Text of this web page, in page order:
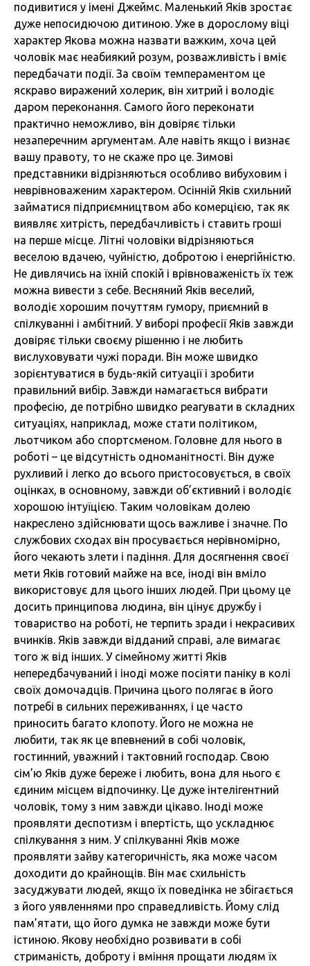
подивитися у імені Джеймс. Маленький Яків зростає
дуже непосидючою дитиною. Уже в дорослому віці
характер Якова можна назвати важким, хоча цей
чоловік має неабиякий розум, розважливість і вміє
передбачати події. За своїм темпераментом це
яскраво виражений холерик, він хитрий і володіє
даром переконання. Самого його переконати
практично неможливо, він довіряє тільки
незаперечним аргументам. Але навіть якщо і визнає
вашу правоту, то не скаже про це. Зимові
представники відрізняються особливо вибуховим і
неврівноваженим характером. Осінній Яків схильний
займатися підприємництвом або комерцією, так як
виявляє хитрість, передбачливість і ставить гроші
на перше місце. Літні чоловіки відрізняються
веселою вдачею, чуйністю, добротою і енергійністю.
Не дивлячись на їхній спокій і врівноваженість їх теж
можна вивести з себе. Весняний Яків веселий,
володіє хорошим почуттям гумору, приємний в
спілкуванні і амбітний. У виборі професії Яків завжди
довіряє тільки своєму рішенню і не любить
вислуховувати чужі поради. Він може швидко
зорієнтуватися в будь-якій ситуації і зробити
правильний вибір. Завжди намагається вибрати
професію, де потрібно швидко реагувати в складних
ситуаціях, наприклад, може стати політиком,
льотчиком або спортсменом. Головне для нього в
роботі – це відсутність одноманітності. Він дуже
рухливий і легко до всього пристосовується, в своїх
оцінках, в основному, завжди об’єктивний і володіє
хорошою інтуїцією. Таким чоловікам долею
накреслено здійснювати щось важливе і значне. По
службових сходах він просувається нерівномірно,
його чекають злети і падіння. Для досягнення своєї
мети Яків готовий майже на все, іноді він вміло
використовує для цього інших людей. При цьому це
досить принципова людина, він цінує дружбу і
товариство на роботі, не терпить зради і некрасивих
вчинків. Яків завжди відданий справі, але вимагає
того ж від інших. У сімейному житті Яків
непередбачуваний і іноді може посіяти паніку в колі
своїх домочадців. Причина цього полягає в його
потребі в сильних переживаннях, і це часто
приносить багато клопоту. Його не можна не
любити, так як це впевнений в собі чоловік,
гостинний, уважний і тактовний господар. Свою
сім’ю Яків дуже береже і любить, вона для нього є
єдиним місцем відпочинку. Це дуже інтелігентний
чоловік, тому з ним завжди цікаво. Іноді може
проявляти деспотизм і впертість, що ускладнює
спілкування з ним. У спілкуванні Яків може
проявляти зайву категоричність, яка може часом
доходити до крайнощів. Він має схильність
засуджувати людей, якщо їх поведінка не збігається
з його уявленнями про справедливість. Йому слід
пам’ятати, що його думка не завжди може бути
істиною. Якову необхідно розвивати в собі
стриманість, доброту і вміння прощати людям їх